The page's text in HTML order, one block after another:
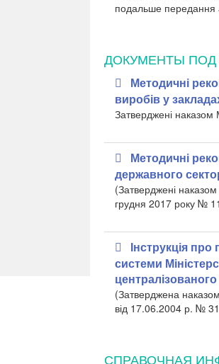
подальше передання
ДОКУМЕНТЫ ПОД
Методичні
виробів у
Затверджені
Методичні
державного
(Затверджені
грудня 2017 року №
Інструкція
системи
(Затверджена
від 17.06.2004 р. №
СПРАВОЧНАЯ